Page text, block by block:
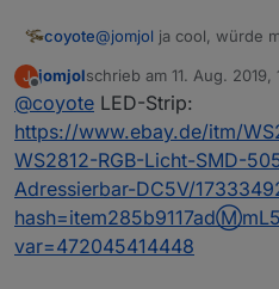
coyote@jomjol ja cool, würde
Dann halte uns mal auf
ESP32 machbar ist.
eingebauten LED.
Wo hast du eigentlich
es da was ganz
Controller passen?
J
Offline
jomjolschrieb am 11. Aug. 2019,
zuletzt editiert von
@coyote LED-Strip:
https://www.ebay.de/itm/
WS2812-RGB-Licht-SMD-
Adressierbar-DC5V/
var=472045414448